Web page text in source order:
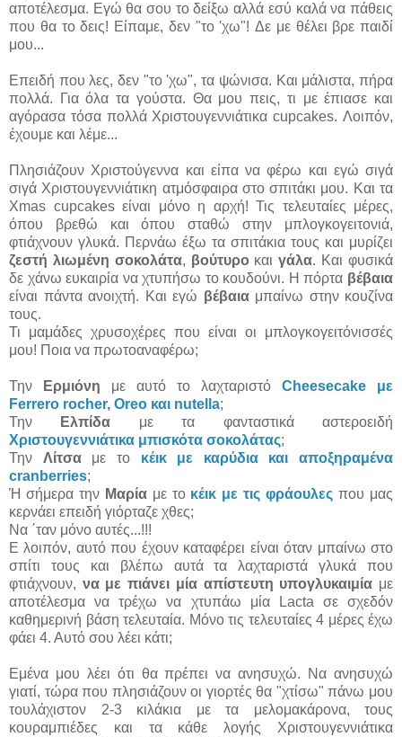
αποτέλεσμα. Εγώ θα σου το δείξω αλλά εσύ καλά να πάθεις
που θα το δεις! Είπαμε, δεν "το 'χω"! Δε με θέλει βρε παιδί
μου...
Επειδή που λες, δεν "το 'χω", τα ψώνισα. Και μάλιστα, πήρα
πολλά. Για όλα τα γούστα. Θα μου πεις, τι με έπιασε και
αγόρασα τόσα πολλά Χριστουγεννιάτικα cupcakes. Λοιπόν,
έχουμε και λέμε...
Πλησιάζουν Χριστούγεννα και είπα να φέρω και εγώ σιγά
σιγά Χριστουγεννιάτικη ατμόσφαιρα στο σπιτάκι μου. Και τα
Xmas cupcakes είναι μόνο η αρχή! Τις τελευταίες μέρες,
όπου βρεθώ και όπου σταθώ στην μπλογκογειτονιά,
φτιάχνουν γλυκά. Περνάω έξω τα σπιτάκια τους και μυρίζει
ζεστή λιωμένη σοκολάτα, βούτυρο καιγάλα. Και φυσικά
δε χάνω ευκαιρία να χτυπήσω το κουδούνι. Η πόρτα βέβαια
είναι πάντα ανοιχτή. Και εγώ βέβαιαμπαίνω στην κουζίνα
τους.
Τι μαμάδες χρυσοχέρες που είναι οι μπλογκογειτόνισσές
μου! Ποια να πρωτοαναφέρω;
Την Ερμιόνη με αυτό το λαχταριστό Cheesecake με
Ferrero rocher, Oreo και nutella;
Την
Ελπίδα με τα φανταστικά αστεροειδή
Χριστουγεννιάτικα μπισκότα σοκολάτας;
Την Λίτσαμε το κέικ με καρύδια και αποξηραμένα
cranberries;
Ή σήμερα την Μαρίαμε το κέικ με τις φράουλες που μας
κερνάει επειδή γιόρταζε χθες;
Να ΄ταν μόνο αυτές...!!!
Ε λοιπόν, αυτό που έχουν καταφέρει είναι όταν μπαίνω στο
σπίτι τους και βλέπω αυτά τα λαχταριστά γλυκά που
φτιάχνουν, να με πιάνει μία απίστευτη υπογλυκαιμία με
αποτέλεσμα να τρέχω να χτυπάω μία Lacta σε σχεδόν
καθημερινή βάση τελευταία. Μόνο τις τελευταίες 4 μέρες έχω
φάει 4. Αυτό σου λέει κάτι;
Εμένα μου λέει ότι θα πρέπει να ανησυχώ. Να ανησυχώ
γιατί, τώρα που πλησιάζουν οι γιορτές θα "χτίσω" πάνω μου
τουλάχιστον 2-3 κιλάκια με τα μελομακάρονα, τους
κουραμπιέδες και τα κάθε λογής Χριστουγεννιάτικα